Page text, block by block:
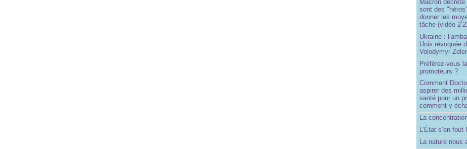
Macron
sont des
donner les
tâche (vidéo
Ukraine :
Unis révoquée
Volodymyr
Préférez-vous
promoteurs ?
Comment
aspirer des
santé pour un
comment y
La
L’État s’en fout !
La nature nous